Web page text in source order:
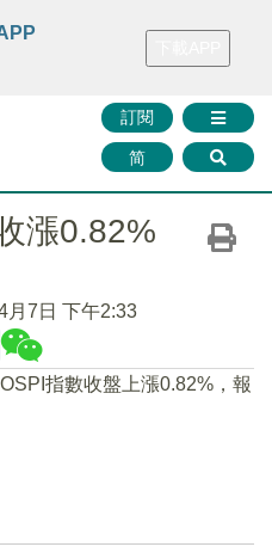
財華證券 媒體矩陣
訂閱
简
漲0.82%
月7日 下午2:33
指數收盤上漲0.82%，報